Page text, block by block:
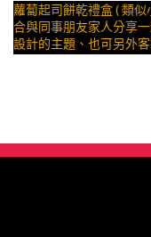
蘿蔔起司餅乾禮盒 ( 類
合與同事朋友家人分享一起吃 ) [ 可選駐站1,000名港
設計的主題、也可另外